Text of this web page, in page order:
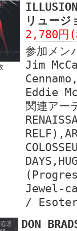
リュー
2,780円
参加メン
Jim
Eddie
関連アー
Jewel-
/
DON